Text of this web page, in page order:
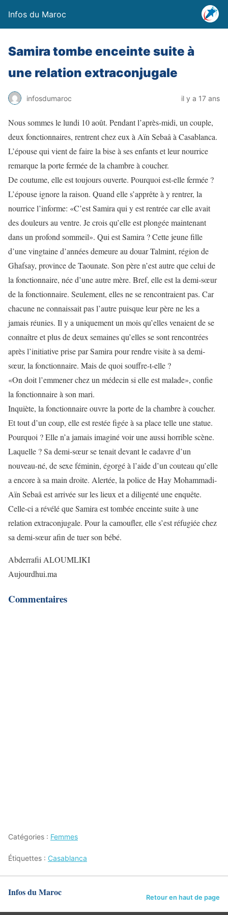
Infos du Maroc
Samira tombe enceinte suite à
une relation extraconjugale
infosdumaroc il y a 17 ans
Nous sommes le lundi 10 août. Pendant l’après-midi, un couple,
deux fonctionnaires, rentrent chez eux à Aïn Sebaâ à Casablanca.
L’épouse qui vient de faire la bise à ses enfants et leur nourrice
remarque la porte fermée de la chambre à coucher.
De coutume, elle est toujours ouverte. Pourquoi est-elle fermée ?
L’épouse ignore la raison. Quand elle s’apprête à y rentrer, la
nourrice l’informe: «C’est Samira qui y est rentrée car elle avait
des douleurs au ventre. Je crois qu’elle est plongée maintenant
dans un profond sommeil». Qui est Samira ? Cette jeune fille
d’une vingtaine d’années demeure au douar Talmint, région de
Ghafsay, province de Taounate. Son père n’est autre que celui de
la fonctionnaire, née d’une autre mère. Bref, elle est la demi-sœur
de la fonctionnaire. Seulement, elles ne se rencontraient pas. Car
chacune ne connaissait pas l’autre puisque leur père ne les a
jamais réunies. Il y a uniquement un mois qu’elles venaient de se
connaître et plus de deux semaines qu’elles se sont rencontrées
après l’initiative prise par Samira pour rendre visite à sa demi-
sœur, la fonctionnaire. Mais de quoi souffre-t-elle ?
«On doit l’emmener chez un médecin si elle est malade», confie
la fonctionnaire à son mari.
Inquiète, la fonctionnaire ouvre la porte de la chambre à coucher.
Et tout d’un coup, elle est restée figée à sa place telle une statue.
Pourquoi ? Elle n’a jamais imaginé voir une aussi horrible scène.
Laquelle ? Sa demi-sœur se tenait devant le cadavre d’un
nouveau-né, de sexe féminin, égorgé à l’aide d’un couteau qu’elle
a encore à sa main droite. Alertée, la police de Hay Mohammadi-
Aïn Sebaâ est arrivée sur les lieux et a diligenté une enquête.
Celle-ci a révélé que Samira est tombée enceinte suite à une
relation extraconjugale. Pour la camoufler, elle s’est réfugiée chez
sa demi-sœur afin de tuer son bébé.
Abderrafii ALOUMLIKI
Aujourdhui.ma
Commentaires
Catégories : Femmes
Étiquettes : Casablanca
Infos du Maroc Retour en haut de page